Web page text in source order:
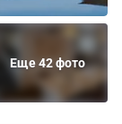
Еще 42 фото